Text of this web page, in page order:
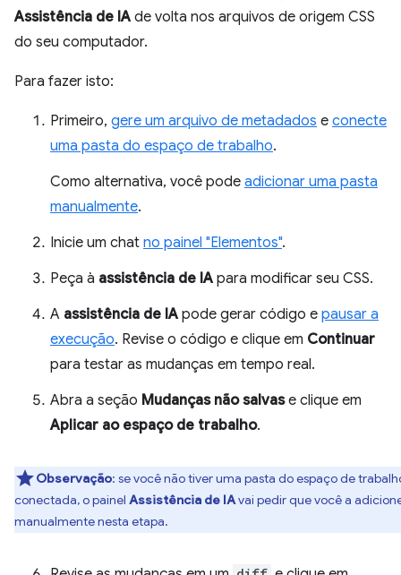
Assistência de IA de volta nos arquivos de origem CSS
do seu computador.
Para fazer isto:
Primeiro, gere um arquivo de metadados e conecte
uma pasta do espaço de trabalho.
Como alternativa, você pode adicionar uma pasta
manualmente.
Inicie um chat no painel "Elementos".
Peça à assistência de IA para modificar seu CSS.
A assistência de IA pode gerar código e pausar a
execução. Revise o código e clique em Continuar
para testar as mudanças em tempo real.
Abra a seção Mudanças não salvase clique em
Aplicar ao espaço de trabalho.
Observação: se você não tiver uma pasta do espaço de
conectada, o painel Assistência de IAvai pedir que você a
manualmente nesta etapa.